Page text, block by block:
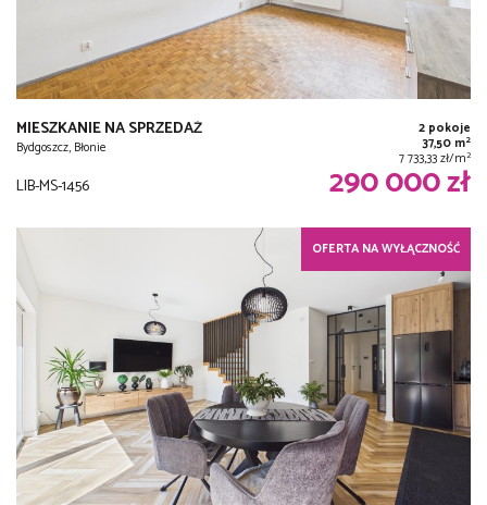
MIESZKANIE NA SPRZEDAŻ
Bydgoszcz, Błonie
2 pokoje
37,50 m2
7 733,33 zł/m2
LIB-MS-1456 290 000 zł
OFERTA NA WYŁĄCZNOŚĆ